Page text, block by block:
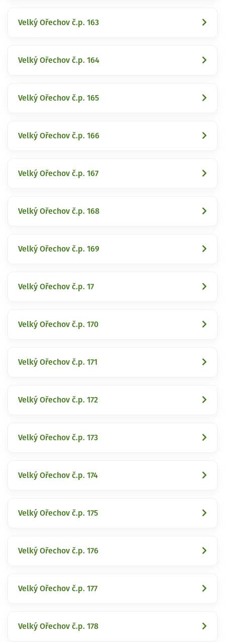
Velký Ořechov č.p. 163
Velký Ořechov č.p. 164
Velký Ořechov č.p. 165
Velký Ořechov č.p. 166
Velký Ořechov č.p. 167
Velký Ořechov č.p. 168
Velký Ořechov č.p. 169
Velký Ořechov č.p. 17
Velký Ořechov č.p. 170
Velký Ořechov č.p. 171
Velký Ořechov č.p. 172
Velký Ořechov č.p. 173
Velký Ořechov č.p. 174
Velký Ořechov č.p. 175
Velký Ořechov č.p. 176
Velký Ořechov č.p. 177
Velký Ořechov č.p. 178